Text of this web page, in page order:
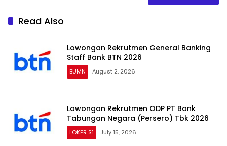
Read Also
Lowongan Rekrutmen General Banking
Staff Bank BTN 2026
BUMN August 2, 2026
Lowongan Rekrutmen ODP PT Bank
Tabungan Negara (Persero) Tbk 2026
LOKER S1 July 15, 2026